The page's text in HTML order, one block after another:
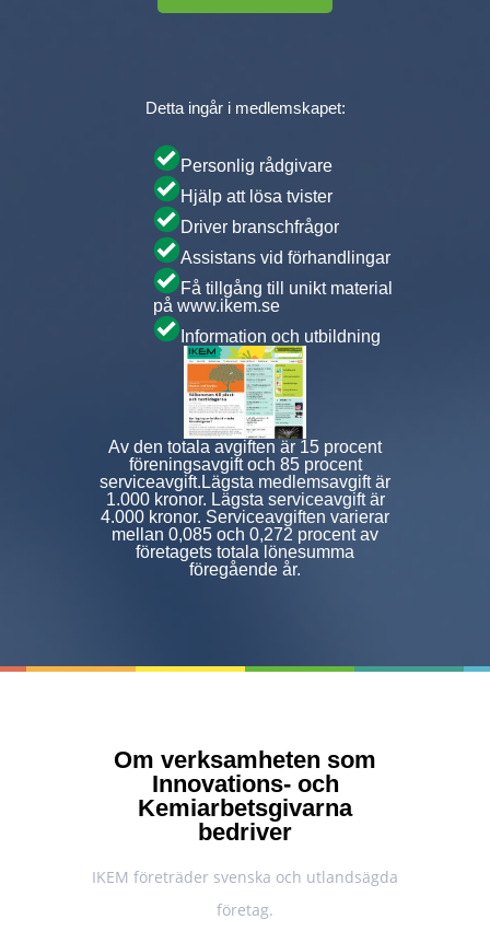
Detta ingår i medlemskapet:
Personlig rådgivare
Hjälp att lösa tvister
Driver branschfrågor
Assistans vid förhandlingar
Få tillgång till unikt material
på www.ikem.se
Information och utbildning
Av den totala avgiften är 15 procent
föreningsavgift och 85 procent
serviceavgift.Lägsta medlemsavgift är
1.000 kronor. Lägsta serviceavgift är
4.000 kronor. Serviceavgiften varierar
mellan 0,085 och 0,272 procent av
företagets totala lönesumma
föregående år.
Om verksamheten som
Innovations- och
Kemiarbetsgivarna
bedriver
IKEM företräder svenska och utlandsägda
företag.